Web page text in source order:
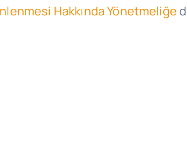
Hakkında Yönetmeliğe